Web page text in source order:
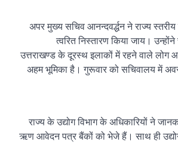
अपर मुख्य सचिव आनन्दवर्द्धन ने राज्य
त्वरित निस्तारण किया जाय।
उत्तराखण्ड के दूरस्थ इलाकों में रहने वाले लोग
अहम भूमिका है। गुरूवार को सचिवालय में
राज्य के उद्योग विभाग के अधिकारियों ने
ऋण आवेदन पत्र बैंकों को भेजे हैं। साथ ही उद्योग